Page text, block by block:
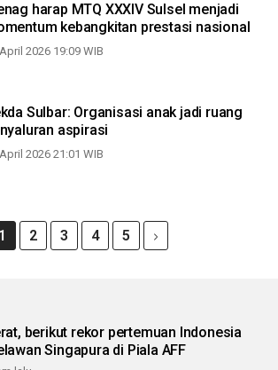
harap MTQ XXXIV Sulsel menjadi
kebangkitan prestasi nasional
2026 19:09 WIB
Sulbar: Organisasi anak jadi ruang
aspirasi
2026 21:01 WIB
1 2 3 4 5
berikut rekor pertemuan Indonesia
Singapura di Piala AFF